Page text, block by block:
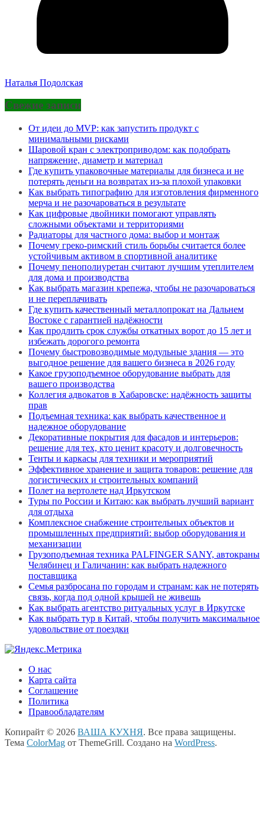
Наталья Подолская
Свежие записи
От идеи до MVP: как запустить продукт с
минимальными рисками
Шаровой кран с электроприводом: как подобрать
напряжение, диаметр и материал
Где купить упаковочные материалы для бизнеса и не
потерять деньги на возвратах из-за плохой упаковки
Как выбрать типографию для изготовления фирменного
мерча и не разочароваться в результате
Как цифровые двойники помогают управлять
сложными объектами и территориями
Радиаторы для частного дома: выбор и монтаж
Почему греко-римский стиль борьбы считается более
устойчивым активом в спортивной аналитике
Почему пенополиуретан считают лучшим утеплителем
для дома и производства
Как выбрать магазин крепежа, чтобы не разочароваться
и не переплачивать
Где купить качественный металлопрокат на Дальнем
Востоке с гарантией надёжности
Как продлить срок службы откатных ворот до 15 лет и
избежать дорогого ремонта
Почему быстровозводимые модульные здания — это
выгодное решение для вашего бизнеса в 2026 году
Какое грузоподъемное оборудование выбрать для
вашего производства
Коллегия адвокатов в Хабаровске: надёжность защиты
прав
Подъемная техника: как выбрать качественное и
надежное оборудование
Декоративные покрытия для фасадов и интерьеров:
решение для тех, кто ценит красоту и долговечность
Тенты и каркасы для техники и мероприятий
Эффективное хранение и защита товаров: решение для
логистических и строительных компаний
Полет на вертолете над Иркутском
Туры по России и Китаю: как выбрать лучший вариант
для отдыха
Комплексное снабжение строительных объектов и
промышленных предприятий: выбор оборудования и
механизации
Грузоподъемная техника PALFINGER SANY, автокраны
Челябинец и Галичанин: как выбрать надежного
поставщика
Семья разбросана по городам и странам: как не потерять
связь, когда под одной крышей не живешь
Как выбрать агентство ритуальных услуг в Иркутске
Как выбрать тур в Китай, чтобы получить максимальное
удовольствие от поездки
О нас
Карта сайта
Соглашение
Политика
Правообладателям
Копирайт © 2026 ВАША КУХНЯ. Все права защищены.
Тема ColorMag от ThemeGrill. Создано на WordPress.